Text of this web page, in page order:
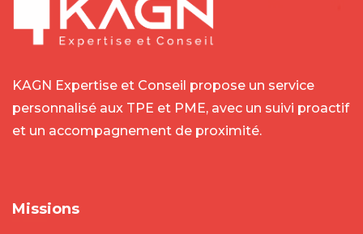
KAGN Expertise et Conseil propose un service
personnalisé aux TPE et PME, avec un suivi proactif
et un accompagnement de proximité.
Missions